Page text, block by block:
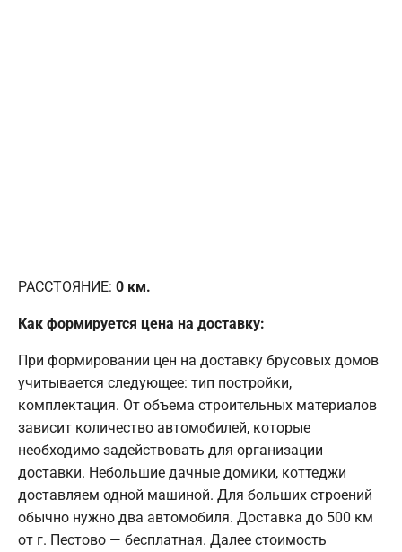
РАССТОЯНИЕ: 0 км.
Как формируется цена на доставку:
При формировании цен на доставку брусовых домов
учитывается следующее: тип постройки,
комплектация. От объема строительных материалов
зависит количество автомобилей, которые
необходимо задействовать для организации
доставки. Небольшие дачные домики, коттеджи
доставляем одной машиной. Для больших строений
обычно нужно два автомобиля. Доставка до 500 км
от г. Пестово — бесплатная. Далее стоимость